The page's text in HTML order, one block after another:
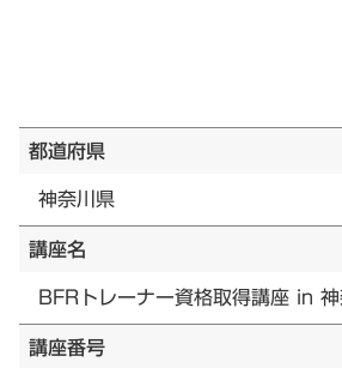
都道府県
神奈川県
講座名
BFRトレーナー資格取得講座 in
講座番号